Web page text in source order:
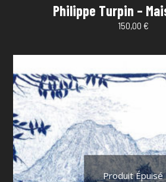
Philippe Turpin –
150,00 €
Produit Épuisé